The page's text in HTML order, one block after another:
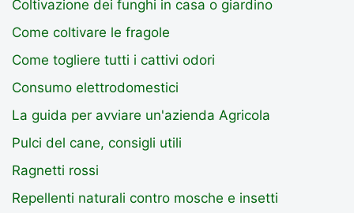
Coltivazione dei funghi in casa o giardino
Come coltivare le fragole
Come togliere tutti i cattivi odori
Consumo elettrodomestici
La guida per avviare un'azienda Agricola
Pulci del cane, consigli utili
Ragnetti rossi
Repellenti naturali contro mosche e insetti